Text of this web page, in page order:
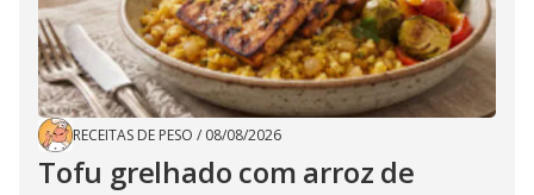
RECEITAS DE PESO / 08/08/2026
Tofu grelhado com arroz de